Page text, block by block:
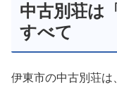
中古別荘は
すべて
伊東市の中古別荘は